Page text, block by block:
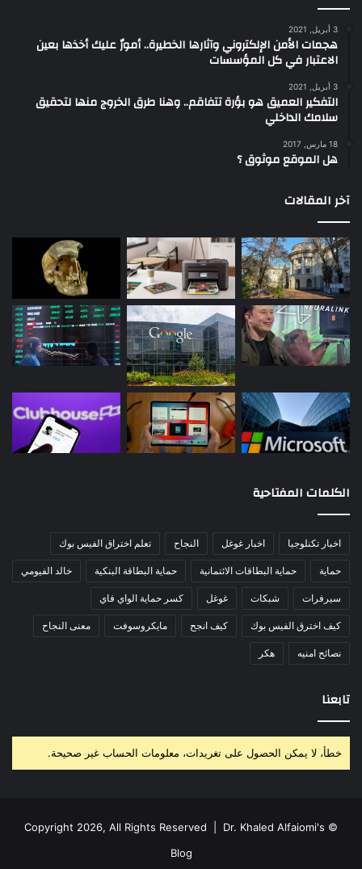
3 أبريل, 2021
هجمات الأمن الإلكتروني وآثارها الخطيرة.. أمورٌ عليك أخذها بعين
الاعتبار في كل المؤسسات
3 أبريل, 2021
التفكير العميق هو بؤرة تتفاقم.. وهنا طرق الخروج منها لتحقيق
سلامك الداخلي
18 مارس, 2017
هل الموقع موثوق ؟
آخر المقالات
الكلمات المفتاحية
اخبار تكنلوجيا اخبار غوغل النجاح تعلم اختراق الفيس بوك
حماية حماية البطاقات الائتمانية حماية البطاقة البنكية خالد الفيومي
سيرفرات شبكات غوغل كسر حماية الواي فاي
كيف اخترق الفيس بوك كيف انجح مايكروسوفت معنى النجاح
نصائح امنيه هكر
تابعنا
خطأ، لا يمكن الحصول على تغريدات، معلومات الحساب غير صحيحة.
© Copyright 2026, All Rights Reserved |
Dr. Khaled Alfaiomi's
Blog